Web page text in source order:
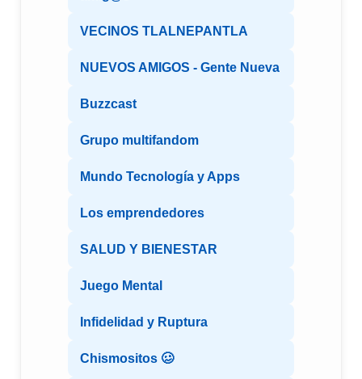
VECINOS TLALNEPANTLA
NUEVOS AMIGOS - Gente Nueva
Buzzcast
Grupo multifandom
Mundo Tecnología y Apps
Los emprendedores
SALUD Y BIENESTAR
Juego Mental
Infidelidad y Ruptura
Chismositos 🥴